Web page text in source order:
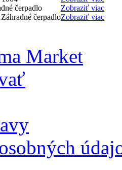
čerpadlo
Zobraziť viac
čerpadloZobraziť viac
Market